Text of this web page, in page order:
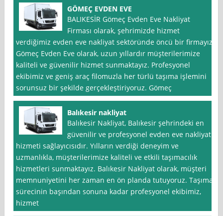
GÖMEÇ EVDEN EVE
BALIKESİR Gömeç Evden Eve Nakliyat
Firması olarak, şehrimizde hizmet
verdiğimiz evden eve nakliyat sektöründe öncü bir firmayız.
Gömeç Evden Eve olarak, uzun yıllardır müşterilerimize
kaliteli ve güvenilir hizmet sunmaktayız. Profesyonel
ekibimiz ve geniş araç filomuzla her türlü taşıma işlemini
sorunsuz bir şekilde gerçekleştiriyoruz. Gömeç
Balıkesir nakliyat
Balıkesir Nakliyat, Balıkesir şehrindeki en
güvenilir ve profesyonel evden eve nakliyat
hizmeti sağlayıcısıdır. Yılların verdiği deneyim ve
uzmanlıkla, müşterilerimize kaliteli ve etkili taşımacılık
hizmetleri sunmaktayız. Balıkesir Nakliyat olarak, müşteri
memnuniyetini her zaman en ön planda tutuyoruz. Taşıma
sürecinin başından sonuna kadar profesyonel ekibimiz,
hizmet